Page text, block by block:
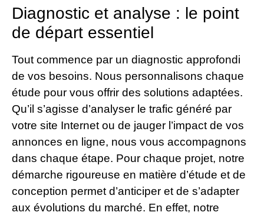
Diagnostic et analyse : le point
de départ essentiel
Tout commence par un diagnostic approfondi
de vos besoins. Nous personnalisons chaque
étude pour vous offrir des solutions adaptées.
Qu’il s’agisse d’analyser le trafic généré par
votre site Internet ou de jauger l’impact de vos
annonces en ligne, nous vous accompagnons
dans chaque étape. Pour chaque projet, notre
démarche rigoureuse en matière d’étude et de
conception permet d’anticiper et de s’adapter
aux évolutions du marché. En effet, notre